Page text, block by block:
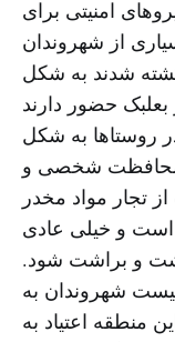
امنیتی برای
از شهروندان
کشته شدند به شکل
روستاها به شکل
محافظت شخصی و
و خیلی عادی
و براشت شود.
شهروندان به
منطقه اعتیاد به